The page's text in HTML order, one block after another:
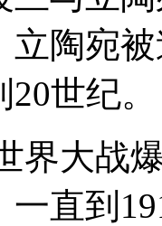
立陶宛
世纪。
界大战
一直到